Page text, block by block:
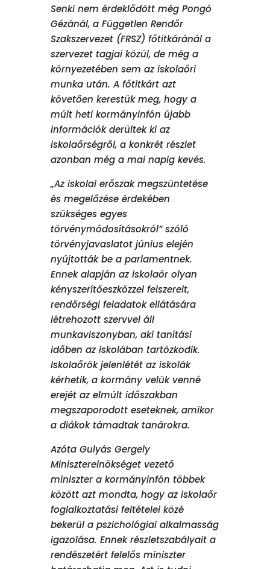
Senki nem érdeklődött még Pongó
Gézánál, a Független Rendőr
Szakszervezet (FRSZ) főtitkáránál a
szervezet tagjai közül, de még a
környezetében sem az iskolaőri
munka után. A főtitkárt azt
követően kerestük meg, hogy a
múlt heti kormányinfón újabb
információk derültek ki az
iskolaőrségről, a konkrét részlet
azonban még a mai napig kevés.
„Az iskolai erőszak megszüntetése
és megelőzése érdekében
szükséges egyes
törvénymódosításokról” szóló
törvényjavaslatot június elején
nyújtották be a parlamentnek.
Ennek alapján az iskolaőr olyan
kényszerítőeszközzel felszerelt,
rendőrségi feladatok ellátására
létrehozott szervvel áll
munkaviszonyban, aki tanítási
időben az iskolában tartózkodik.
Iskolaőrök jelenlétét az iskolák
kérhetik, a kormány velük venné
erejét az elmúlt időszakban
megszaporodott eseteknek, amikor
a diákok támadtak tanárokra.
Azóta Gulyás Gergely
Miniszterelnökséget vezető
miniszter a kormányinfón többek
között azt mondta, hogy az iskolaőr
foglalkoztatási feltételei közé
bekerül a pszichológiai alkalmasság
igazolása. Ennek részletszabályait a
rendészetért felelős miniszter